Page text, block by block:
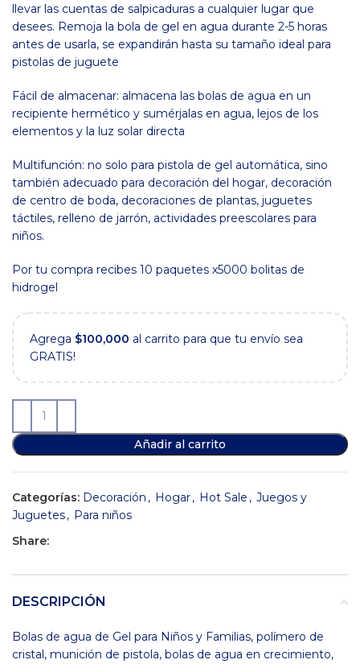
llevar las cuentas de salpicaduras a cualquier lugar que
desees. Remoja la bola de gel en agua durante 2-5 horas
antes de usarla, se expandirán hasta su tamaño ideal para
pistolas de juguete
Fácil de almacenar: almacena las bolas de agua en un
recipiente hermético y sumérjalas en agua, lejos de los
elementos y la luz solar directa
Multifunción: no solo para pistola de gel automática, sino
también adecuado para decoración del hogar, decoración
de centro de boda, decoraciones de plantas, juguetes
táctiles, relleno de jarrón, actividades preescolares para
niños.
Por tu compra recibes 10 paquetes x5000 bolitas de
hidrogel
Agrega $100,000 al carrito para que tu envío sea
GRATIS!
Añadir al carrito
Categorías: Decoración , Hogar, Hot Sale , Juegos y
Juguetes, Para niños
Share:
DESCRIPCIÓN
Bolas de agua de Gel para Niños y Familias, polímero de
cristal, munición de pistola, bolas de agua en crecimiento,